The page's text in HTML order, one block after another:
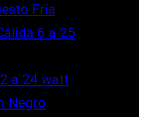
Fría
6 a 25
a 24 watt
Negro